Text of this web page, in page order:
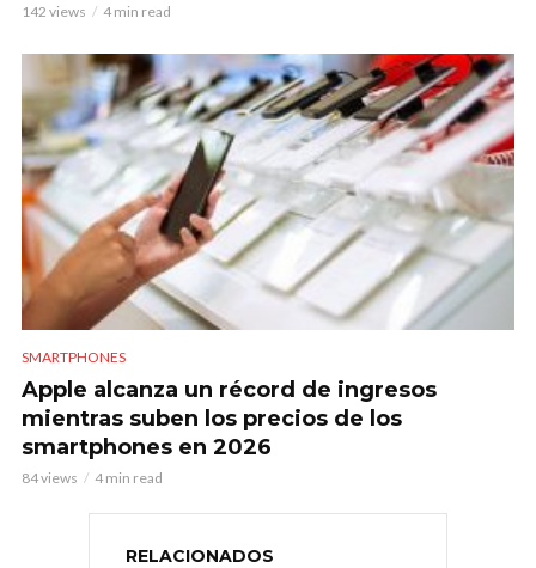
142 views 4 min read
SMARTPHONES
Apple alcanza un récord de ingresos
mientras suben los precios de los
smartphones en 2026
84 views 4 min read
RELACIONADOS